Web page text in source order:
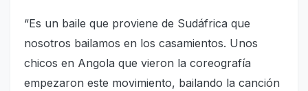
“Es un baile que provie­ne de Sudáfrica que
noso­tros bailamos en los casa­mientos. Unos
chicos en Angola que vieron la coreo­grafía
empezaron este mo­vimiento, bailando la can­ción